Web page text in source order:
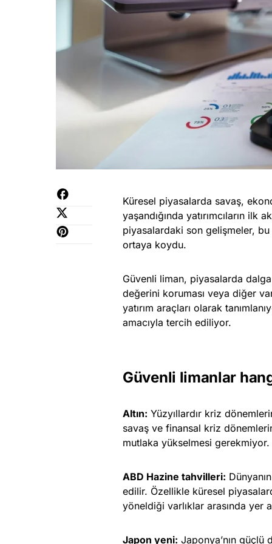
Küresel piyasalarda savaş,
yaşandığında yatırımcıların
piyasalardaki son gelişmeler, bu
ortaya koydu.
Güvenli liman, piyasalarda
değerini koruması veya diğer
yatırım araçları olarak
amacıyla tercih ediliyor.
Güvenli limanlar
Altın: Yüzyıllardır kriz
savaş ve finansal kriz
mutlaka yükselmesi gerekmiyor.
ABD Hazine tahvilleri:
edilir. Özellikle küresel
yöneldiği varlıklar arasında yer
Japon yeni: Japonya’nın güçlü